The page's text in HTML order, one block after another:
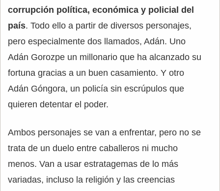
corrupción política, económica y policial del
país. Todo ello a partir de diversos personajes,
pero especialmente dos llamados, Adán. Uno
Adán Gorozpe un millonario que ha alcanzado su
fortuna gracias a un buen casamiento. Y otro
Adán Góngora, un policía sin escrúpulos que
quieren detentar el poder.
Ambos personajes se van a enfrentar, pero no se
trata de un duelo entre caballeros ni mucho
menos. Van a usar estratagemas de lo más
variadas, incluso la religión y las creencias